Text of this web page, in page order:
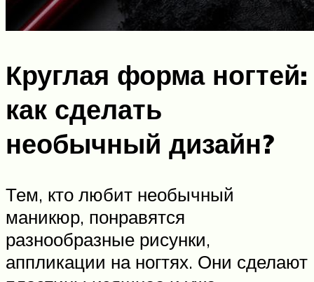
Круглая форма ногтей:
как сделать
необычный дизайн?
Тем, кто любит необычный
маникюр, понравятся
разнообразные рисунки,
аппликации на ногтях. Они сделают